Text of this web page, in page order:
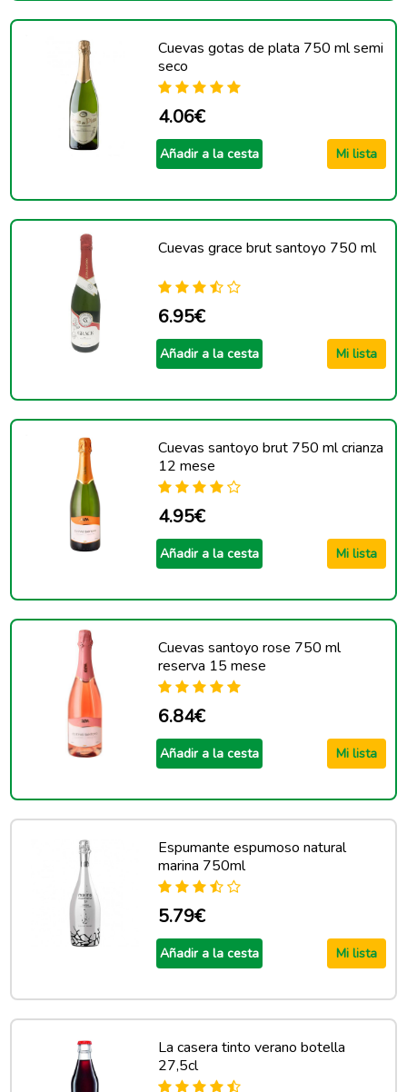
Cuevas gotas de plata 750 ml semi
seco
4.06€
Añadir a la cesta Mi lista
Cuevas grace brut santoyo 750 ml
6.95€
Añadir a la cesta Mi lista
Cuevas santoyo brut 750 ml crianza
12 mese
4.95€
Añadir a la cesta Mi lista
Cuevas santoyo rose 750 ml
reserva 15 mese
6.84€
Añadir a la cesta Mi lista
Espumante espumoso natural
marina 750ml
5.79€
Añadir a la cesta Mi lista
La casera tinto verano botella
27,5cl